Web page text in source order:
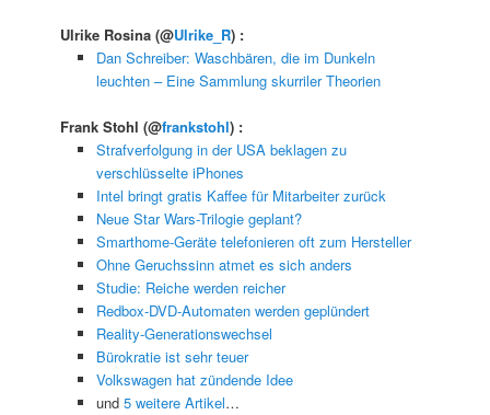
Ulrike Rosina(@Ulrike_R) :
Dan Schreiber: Waschbären, die im Dunkeln
leuchten – Eine Sammlung skurriler Theorien
Frank Stohl(@frankstohl) :
Strafverfolgung in der USA beklagen zu
verschlüsselte iPhones
Intel bringt gratis Kaffee für Mitarbeiter zurück
Neue Star Wars-Trilogie geplant?
Smarthome-Geräte telefonieren oft zum Hersteller
Ohne Geruchssinn atmet es sich anders
Studie: Reiche werden reicher
Redbox-DVD-Automaten werden geplündert
Reality-Generationswechsel
Bürokratie ist sehr teuer
Volkswagen hat zündende Idee
und 5 weitere Artikel…